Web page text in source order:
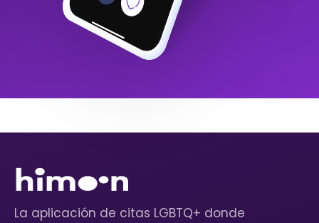
La aplicación de citas LGBTQ+ donde